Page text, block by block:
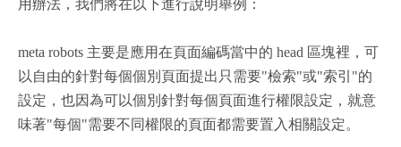
用辦法，我們將在以下進行說明舉例：
meta robots 主要是應用在頁面編碼當中的 head 區塊裡，可
以自由的針對每個個別頁面提出只需要"檢索"或"索引"的
設定，也因為可以個別針對每個頁面進行權限設定，就意
味著"每個"需要不同權限的頁面都需要置入相關設定。